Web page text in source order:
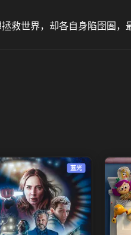
救世界，却各自身陷囹圄，
蓝光